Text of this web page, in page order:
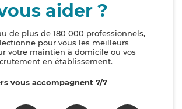
aider ?
de plus de 180 000 professionnels,
pour vous les meilleurs
votre maintien à domicile ou vos
en établissement.
vous accompagnent 7/7